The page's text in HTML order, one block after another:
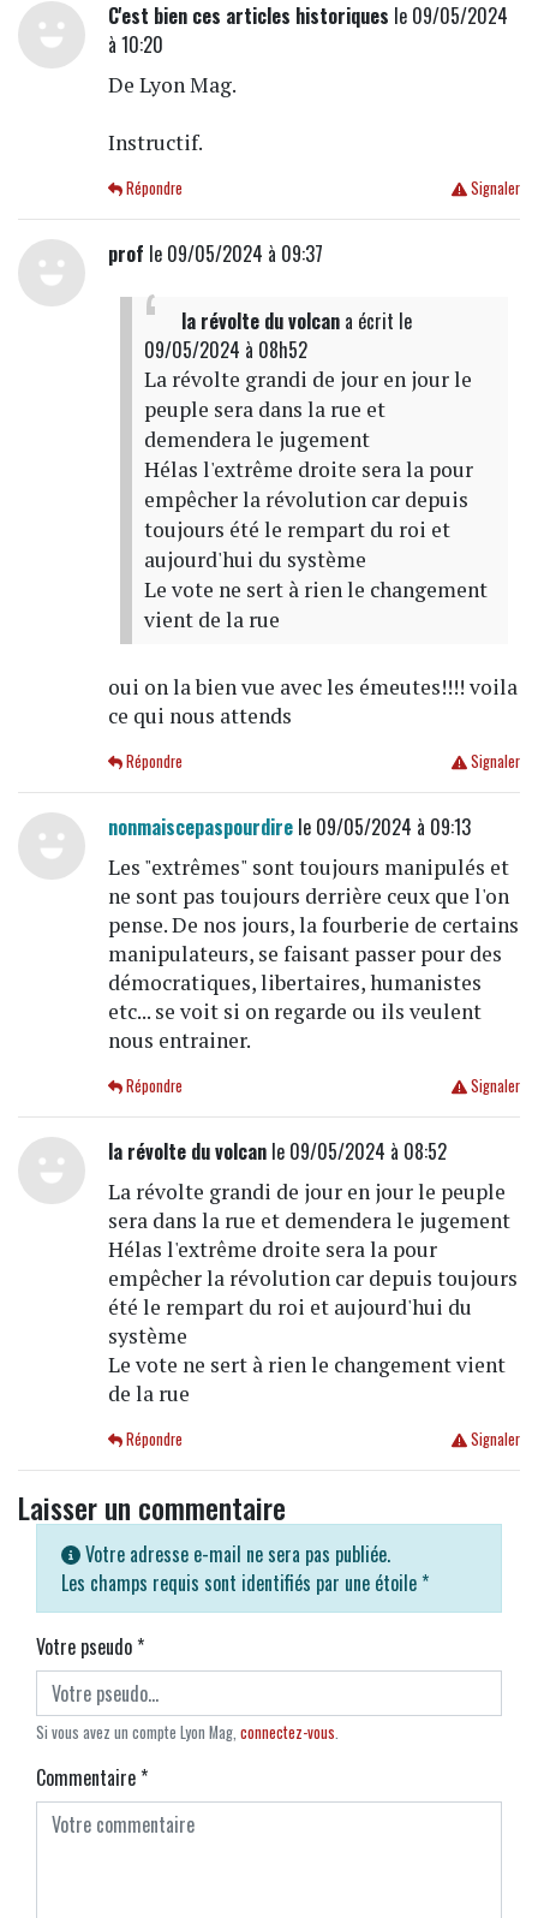
C'est bien ces articles historiques le 09/05/2024
à 10:20
De Lyon Mag.
Instructif.
Signaler
Répondre
prof le 09/05/2024 à 09:37
la révolte du volcana écrit le
09/05/2024 à 08h52
La révolte grandi de jour en jour le
peuple sera dans la rue et
demendera le jugement
Hélas l'extrême droite sera la pour
empêcher la révolution car depuis
toujours été le rempart du roi et
aujourd'hui du système
Le vote ne sert à rien le changement
vient de la rue
oui on la bien vue avec les émeutes!!!! voila
ce qui nous attends
Signaler
Répondre
nonmaiscepaspourdirele 09/05/2024 à 09:13
Les "extrêmes" sont toujours manipulés et
ne sont pas toujours derrière ceux que l'on
pense. De nos jours, la fourberie de certains
manipulateurs, se faisant passer pour des
démocratiques, libertaires, humanistes
etc... se voit si on regarde ou ils veulent
nous entrainer.
Signaler
Répondre
la révolte du volcanle 09/05/2024 à 08:52
La révolte grandi de jour en jour le peuple
sera dans la rue et demendera le jugement
Hélas l'extrême droite sera la pour
empêcher la révolution car depuis toujours
été le rempart du roi et aujourd'hui du
système
Le vote ne sert à rien le changement vient
de la rue
Signaler
Répondre
Laisser un commentaire
Votre adresse e-mail ne sera pas publiée.
Les champs requis sont identifiés par une étoile *
Votre pseudo*
Si vous avez un compte Lyon Mag, connectez-vous.
Commentaire*